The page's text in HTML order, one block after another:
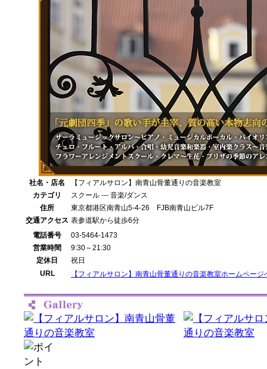
社名・店名
【フィアルサロン】南青山骨董通りの音楽教室
カテゴリ
スクール --- 音楽/ダンス
住所
東京都港区南青山5-4-26 FJB南青山ビル7F
交通アクセス 表参道駅から徒歩6分
電話番号
03-5464-1473
営業時間
9:30～21:30
定休日
祝日
URL
【フィアルサロン】南青山骨董通りの音楽教室ホームページ